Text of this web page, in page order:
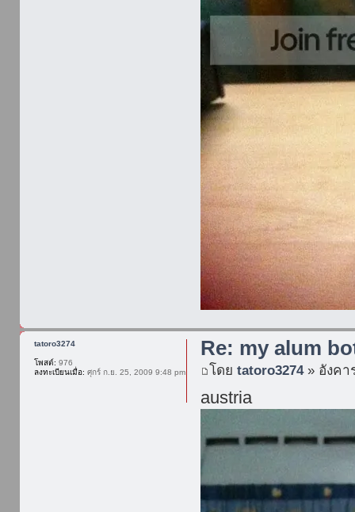
Re: my alum
โดยtatoro3274» อังคา
austria
tatoro3274
โพสต์: 976
ลงทะเบียนเมื่อ: ศุกร์ ก.ย. 25, 2009 9:48 pm